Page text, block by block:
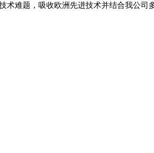
难题，吸收欧洲先进技术并结合我公